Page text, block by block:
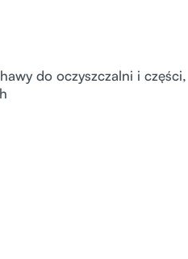
do oczyszczalni i części,